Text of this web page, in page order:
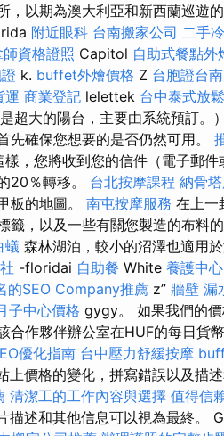
，以期為澳大利亞和新西蘭巡遊
附近眼科 台南搬家公司 二手
資格證照 Capitol 自助式餐點外
k. buffet外燴價格 Z 台胞證台南
運 商業登記 lelettek 台中泰式放
超大的陽台，主要由系統預訂。
先確保您想要的是否仍然可用。
樣，您將收到您的信件（電子郵
20％轉移。 台北按摩課程 納骨
板的地圖。 南屯按摩服務 在上一
籤，以及一些有關您製造的布料
蟻 森林湖泊，較小的沼澤也適用
-floridai 自助餐 White 養護中
的SEO Company推薦 z” 牆壁 漏
子中心價格 gygy。 如果我們的
作夥伴辦公室在HUF的每日貨
優化指南 台中壓力舒緩按摩
上價格的變化，拼寫錯誤以及描
清潔工的工作內容與選擇 值得信
描述和其他信息可以視為最終。